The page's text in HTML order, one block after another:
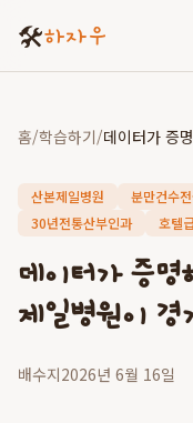
🛠️하자우
홈/학습하기/
산본제일병원 분만건수
30년전통산부인과
호텔
데이터가 증명
제일병원이 경
배수지2026년 6월 16일